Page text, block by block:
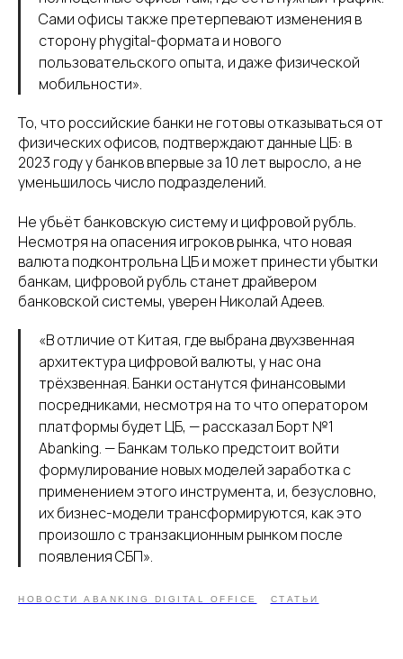
Сами офисы также претерпевают изменения в
сторону phygital-формата и нового
пользовательского опыта, и даже физической
мобильности».
То, что российские банки не готовы отказываться от
физических офисов, подтверждают данные ЦБ: в
2023 году у банков впервые за 10 лет выросло, а не
уменьшилось число подразделений.
Не убьёт банковскую систему и цифровой рубль.
Несмотря на опасения игроков рынка, что новая
валюта подконтрольна ЦБ и может принести убытки
банкам, цифровой рубль станет драйвером
банковской системы, уверен Николай Адеев.
«В отличие от Китая, где выбрана двухзвенная
архитектура цифровой валюты, у нас она
трёхзвенная. Банки останутся финансовыми
посредниками, несмотря на то что оператором
платформы будет ЦБ, — рассказал Борт №1
Abanking. — Банкам только предстоит войти
формулирование новых моделей заработка с
применением этого инструмента, и, безусловно,
их бизнес-модели трансформируются, как это
произошло с транзакционным рынком после
появления СБП».
НОВОСТИ ABANKING DIGITAL OFFICE СТАТЬИ